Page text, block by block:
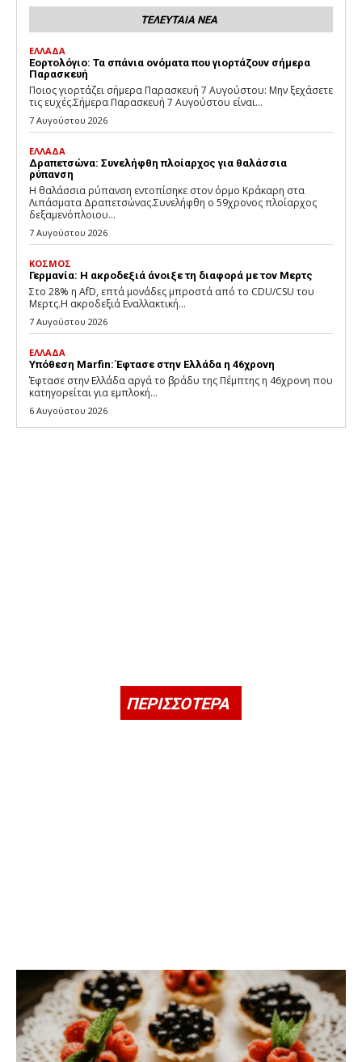
ΤΕΛΕΥΤΑΙΑ ΝΕΑ
ΕΛΛΑΔΑ
Εορτολόγιο: Τα σπάνια ονόματα που γιορτάζουν σήμερα
Παρασκευή
Ποιος γιορτάζει σήμερα Παρασκευή 7 Αυγούστου: Μην ξεχάσετε
τις ευχές.Σήμερα Παρασκευή 7 Αυγούστου είναι...
7 Αυγούστου 2026
ΕΛΛΑΔΑ
Δραπετσώνα: Συνελήφθη πλοίαρχος για θαλάσσια
ρύπανση
Η θαλάσσια ρύπανση εντοπίσηκε στον όρμο Κράκαρη στα
Λιπάσματα Δραπετσώνας.Συνελήφθη ο 59χρονος πλοίαρχος
δεξαμενόπλοιου...
7 Αυγούστου 2026
ΚΟΣΜΟΣ
Γερμανία: Η ακροδεξιά άνοιξε τη διαφορά με τον Μερτς
Στο 28% η AfD, επτά μονάδες μπροστά από το CDU/CSU του
Μερτς.Η ακροδεξιά Εναλλακτική...
7 Αυγούστου 2026
ΕΛΛΑΔΑ
Υπόθεση Marfin: Έφτασε στην Ελλάδα η 46χρονη
Έφτασε στην Ελλάδα αργά το βράδυ της Πέμπτης η 46χρονη που
κατηγορείται για εμπλοκή...
6 Αυγούστου 2026
ΠΕΡΙΣΣΟΤΕΡΑ